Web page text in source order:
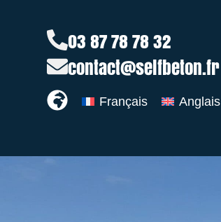
03 87 78 78 32
contact@selfbeton.fr
Français Anglais